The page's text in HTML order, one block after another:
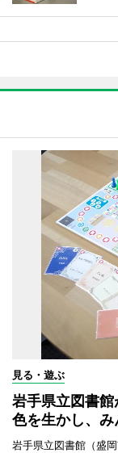
見る・遊ぶ
岩手県立図書
色を生かし、
岩手県立図書館（盛